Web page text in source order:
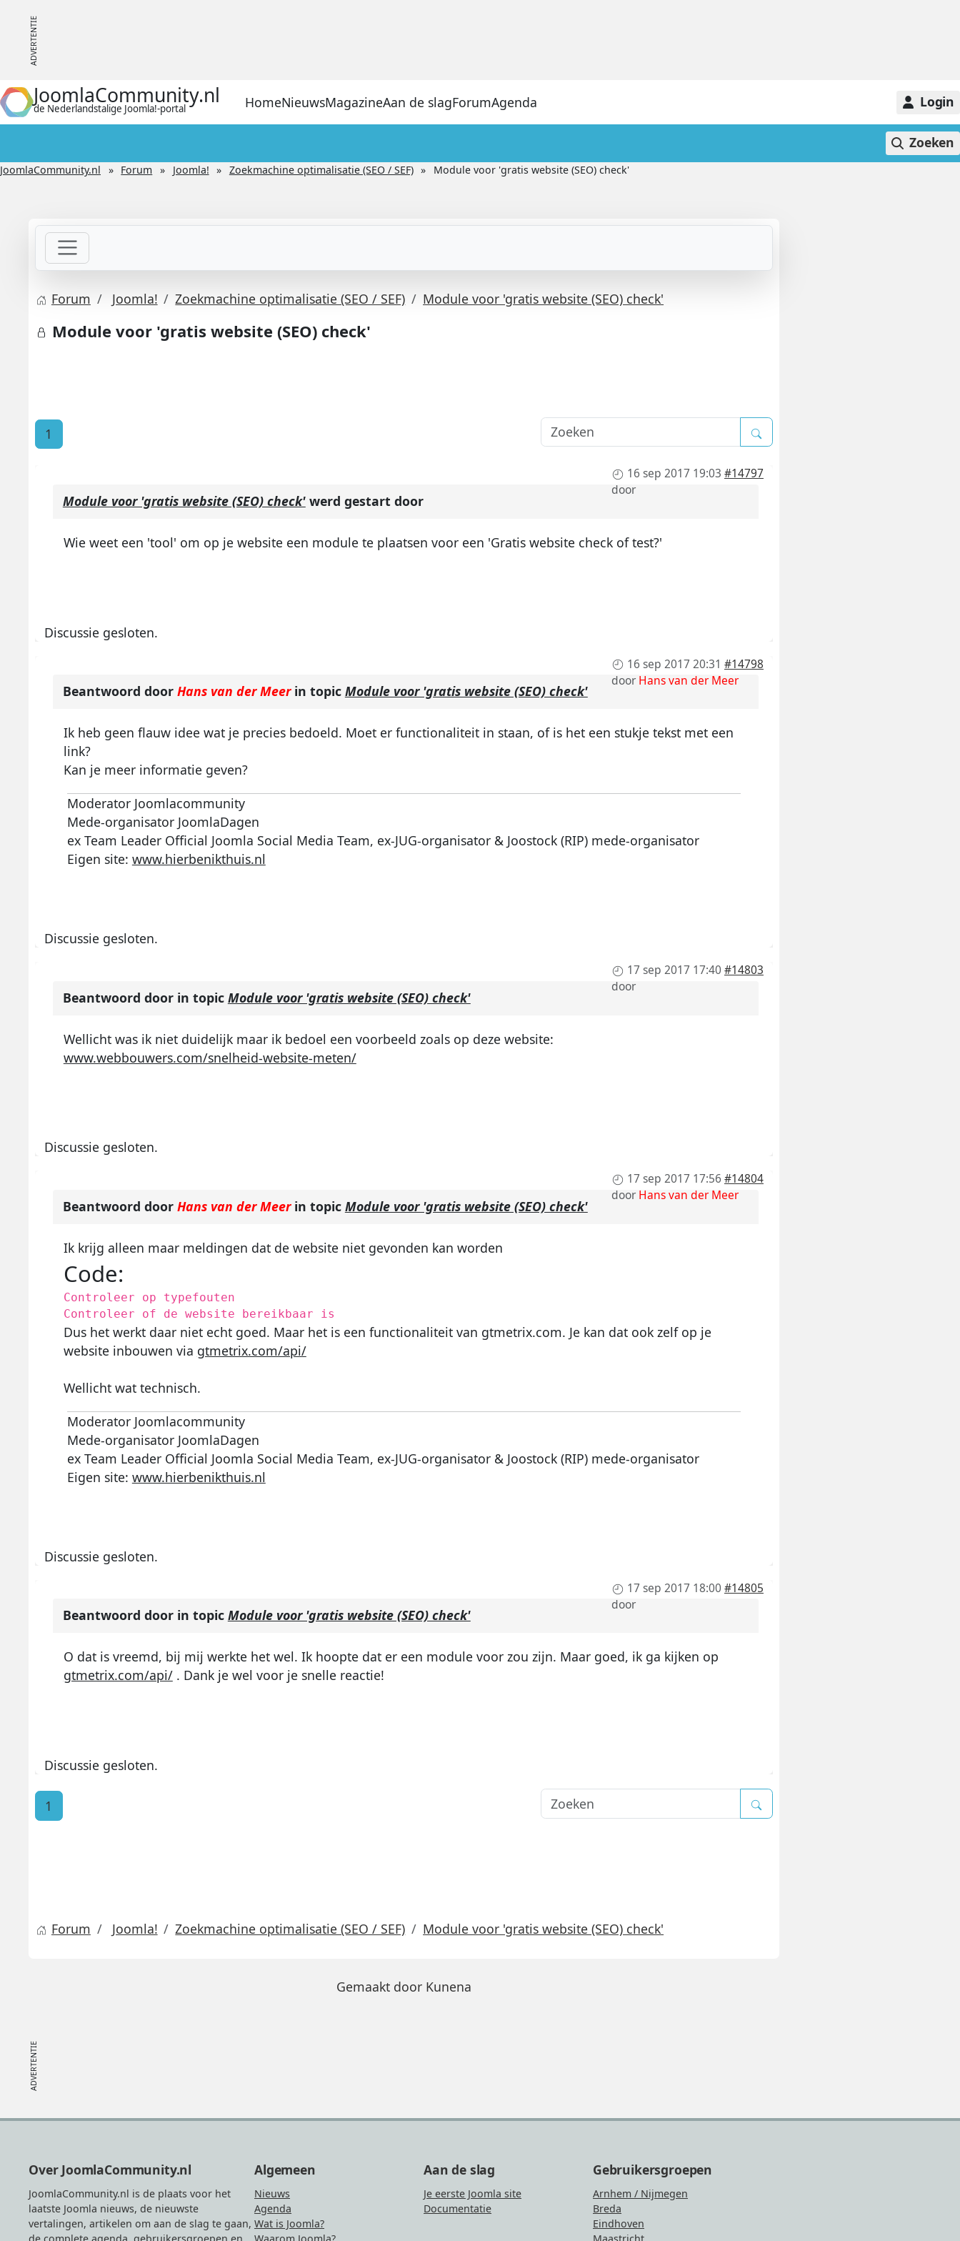
JoomlaCommunity.nl
de Nederlandstalige Joomla!-portal HomeNieuwsMagazineAan de slagForumAgenda Login
Zoeken
JoomlaCommunity.nl Forum Joomla! Zoekmachine optimalisatie (SEO / SEF) Module voor 'gratis website (SEO) check'
Forum Joomla! Zoekmachine optimalisatie (SEO / SEF) Module voor 'gratis website (SEO) check'
Module voor 'gratis website (SEO) check'
1
16 sep 2017 19:03 #14797
door
Module voor 'gratis website (SEO) check'werd gestart door
Wie weet een 'tool' om op je website een module te plaatsen voor een 'Gratis website check of test?'
Discussie gesloten.
16 sep 2017 20:31 #14798
doorHans van der Meer
Beantwoord door Hans van der Meerin topic Module voor 'gratis website (SEO) check'
Ik heb geen flauw idee wat je precies bedoeld. Moet er functionaliteit in staan, of is het een stukje tekst met een
link?
Kan je meer informatie geven?
Moderator Joomlacommunity
Mede-organisator JoomlaDagen
ex Team Leader Official Joomla Social Media Team, ex-JUG-organisator & Joostock (RIP) mede-organisator
Eigen site: www.hierbenikthuis.nl
Discussie gesloten.
17 sep 2017 17:40 #14803
door
Beantwoord door in topic Module voor 'gratis website (SEO) check'
Wellicht was ik niet duidelijk maar ik bedoel een voorbeeld zoals op deze website:
www.webbouwers.com/snelheid-website-meten/
Discussie gesloten.
17 sep 2017 17:56 #14804
doorHans van der Meer
Beantwoord door Hans van der Meerin topic Module voor 'gratis website (SEO) check'
Ik krijg alleen maar meldingen dat de website niet gevonden kan worden
Code:
Controleer op typefouten
Controleer of de website bereikbaar is
Dus het werkt daar niet echt goed. Maar het is een functionaliteit van gtmetrix.com. Je kan dat ook zelf op je
website inbouwen via gtmetrix.com/api/
Wellicht wat technisch.
Moderator Joomlacommunity
Mede-organisator JoomlaDagen
ex Team Leader Official Joomla Social Media Team, ex-JUG-organisator & Joostock (RIP) mede-organisator
Eigen site: www.hierbenikthuis.nl
Discussie gesloten.
17 sep 2017 18:00 #14805
door
Beantwoord door in topic Module voor 'gratis website (SEO) check'
O dat is vreemd, bij mij werkte het wel. Ik hoopte dat er een module voor zou zijn. Maar goed, ik ga kijken op
gtmetrix.com/api/. Dank je wel voor je snelle reactie!
Discussie gesloten.
1
Forum Joomla! Zoekmachine optimalisatie (SEO / SEF) Module voor 'gratis website (SEO) check'
Gemaakt door Kunena
Over JoomlaCommunity.nl
JoomlaCommunity.nl is de plaats voor het
laatste Joomla nieuws, de nieuwste
vertalingen, artikelen om aan de slag te gaan,
Algemeen
Nieuws
Agenda
Wat is Joomla?
Aan de slag
Je eerste Joomla site
Documentatie
Gebruikersgroepen
Arnhem / Nijmegen
Breda
Eindhoven